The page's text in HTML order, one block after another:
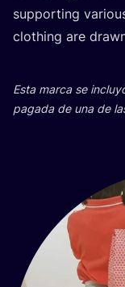
sup­por­ting
clothing are
Esta mar­ca se
paga­da de una de